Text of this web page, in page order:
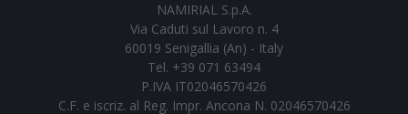
NAMIRIAL S.p.A.
Via Caduti sul Lavoro n. 4
60019 Senigallia (An) - Italy
Tel. +39 071 63494
P.IVA IT02046570426
C.F. e iscriz. al Reg. Impr. Ancona N. 02046570426